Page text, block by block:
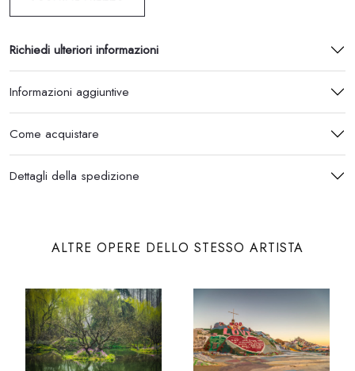
Richiedi ulteriori informazioni
Informazioni aggiuntive
Come acquistare
Dettagli della spedizione
ALTRE OPERE DELLO STESSO ARTISTA